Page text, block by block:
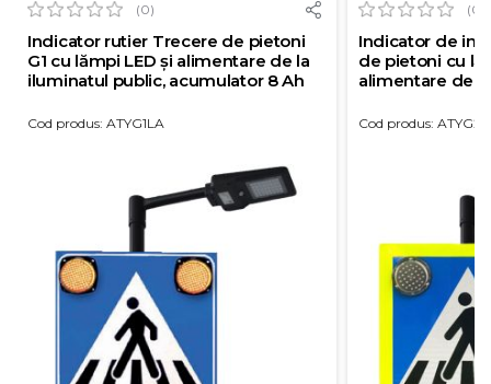
(0)
Indicator rutier Trecere de pietoni
G1 cu lămpi LED și alimentare de la
iluminatul public, acumulator 8 Ah
Cod produs: ATYG1LA
(0)
Indicator de
de pietoni cu
alimentare de
Cod produs: